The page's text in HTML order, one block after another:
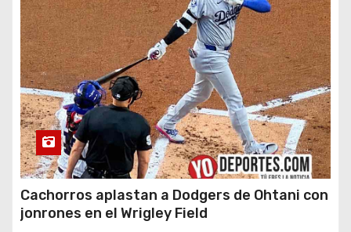
Cachorros aplastan a Dodgers de Ohtani con
jonrones en el Wrigley Field